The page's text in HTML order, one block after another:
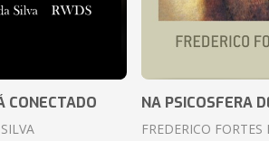
CONECTADO NA PSICOSFERA
FREDERICO FORTES